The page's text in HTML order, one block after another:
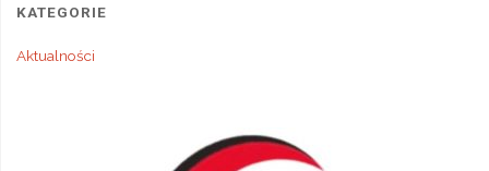
KATEGORIE
Aktualności